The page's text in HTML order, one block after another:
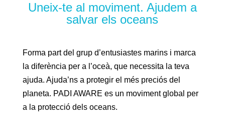
Uneix-te al moviment. Ajudem a
salvar els oceans
Forma part del grup d’entusiastes marins i marca
la diferència per a l’oceà, que necessita la teva
ajuda. Ajuda’ns a protegir el més preciós del
planeta. PADI AWARE es un moviment global per
a la protecció dels oceans.